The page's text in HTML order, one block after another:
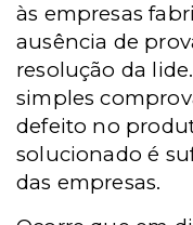
às empresas
ausência de
resolução da
simples
defeito no
solucionado é
das empresas.